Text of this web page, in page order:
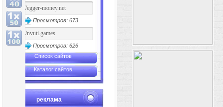
Просмотров: 673
Просмотров: 626
Список сайтов
Каталог сайтов
реклама